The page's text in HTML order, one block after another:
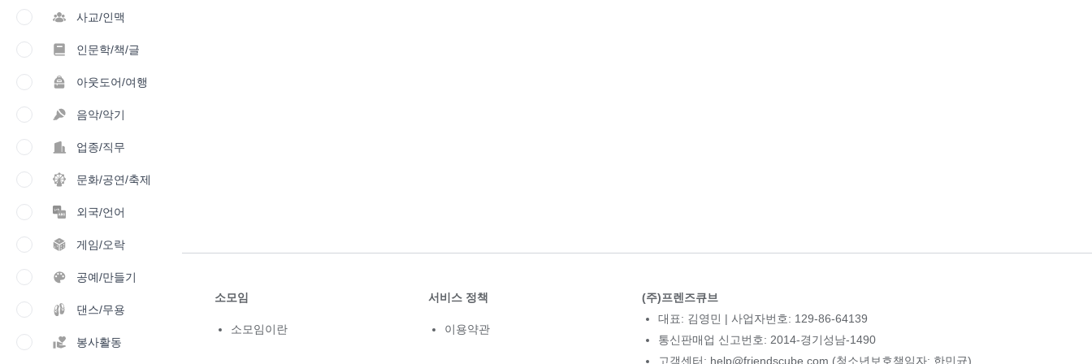
사교/인맥
인문학/책/글
아웃도어/여행
음악/악기
업종/직무
문화/공연/축제
외국/언어
게임/오락
공예/만들기
댄스/무용
봉사활동
소모임
소모임이란
서비스 정책
이용약관
(주)프렌즈큐브
대표: 김영민 | 사업자번호: 129-86-64139
통신판매업 신고번호: 2014-경기성남-1490
고객센터: help@friendscube.com (청소년보호책임자: 한민균)